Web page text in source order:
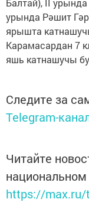
Балтай), II урында
урында Рәшит
ярышта
Карамасардан 7
яшь катнашучы
Следите за
Telegram-
Читайте
https://max.ru/